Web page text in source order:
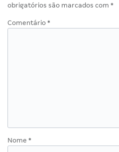
obrigatórios são marcados com *
Comentário *
Nome *